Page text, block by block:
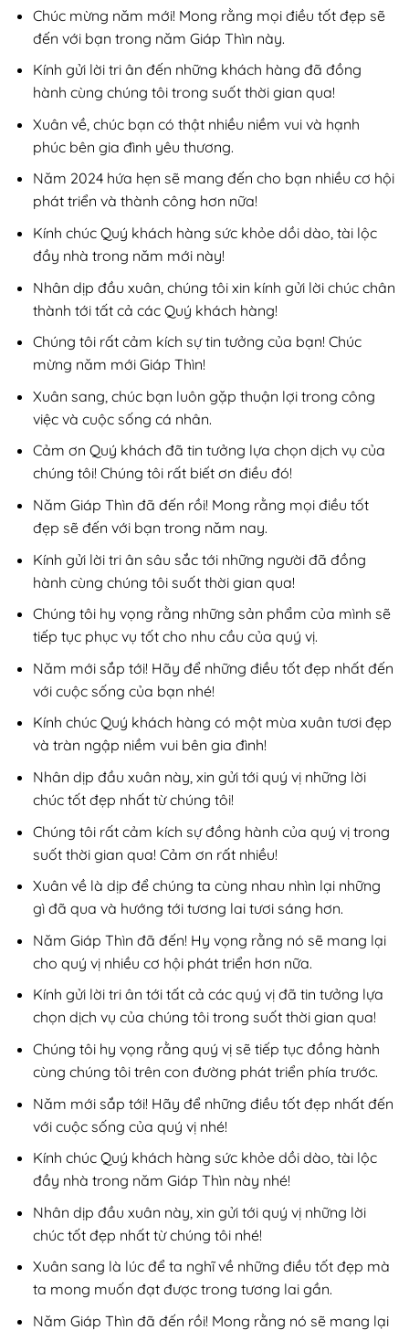
Chúc mừng năm mới! Mong rằng mọi điều tốt đẹp sẽ
đến với bạn trong năm Giáp Thìn này.
Kính gửi lời tri ân đến những khách hàng đã đồng
hành cùng chúng tôi trong suốt thời gian qua!
Xuân về, chúc bạn có thật nhiều niềm vui và hạnh
phúc bên gia đình yêu thương.
Năm 2024 hứa hẹn sẽ mang đến cho bạn nhiều cơ hội
phát triển và thành công hơn nữa!
Kính chúc Quý khách hàng sức khỏe dồi dào, tài lộc
đầy nhà trong năm mới này!
Nhân dịp đầu xuân, chúng tôi xin kính gửi lời chúc chân
thành tới tất cả các Quý khách hàng!
Chúng tôi rất cảm kích sự tin tưởng của bạn! Chúc
mừng năm mới Giáp Thìn!
Xuân sang, chúc bạn luôn gặp thuận lợi trong công
việc và cuộc sống cá nhân.
Cảm ơn Quý khách đã tin tưởng lựa chọn dịch vụ của
chúng tôi! Chúng tôi rất biết ơn điều đó!
Năm Giáp Thìn đã đến rồi! Mong rằng mọi điều tốt
đẹp sẽ đến với bạn trong năm nay.
Kính gửi lời tri ân sâu sắc tới những người đã đồng
hành cùng chúng tôi suốt thời gian qua!
Chúng tôi hy vọng rằng những sản phẩm của mình sẽ
tiếp tục phục vụ tốt cho nhu cầu của quý vị.
Năm mới sắp tới! Hãy để những điều tốt đẹp nhất đến
với cuộc sống của bạn nhé!
Kính chúc Quý khách hàng có một mùa xuân tươi đẹp
và tràn ngập niềm vui bên gia đình!
Nhân dịp đầu xuân này, xin gửi tới quý vị những lời
chúc tốt đẹp nhất từ chúng tôi!
Chúng tôi rất cảm kích sự đồng hành của quý vị trong
suốt thời gian qua! Cảm ơn rất nhiều!
Xuân về là dịp để chúng ta cùng nhau nhìn lại những
gì đã qua và hướng tới tương lai tươi sáng hơn.
Năm Giáp Thìn đã đến! Hy vọng rằng nó sẽ mang lại
cho quý vị nhiều cơ hội phát triển hơn nữa.
Kính gửi lời tri ân tới tất cả các quý vị đã tin tưởng lựa
chọn dịch vụ của chúng tôi trong suốt thời gian qua!
Chúng tôi hy vọng rằng quý vị sẽ tiếp tục đồng hành
cùng chúng tôi trên con đường phát triển phía trước.
Năm mới sắp tới! Hãy để những điều tốt đẹp nhất đến
với cuộc sống của quý vị nhé!
Kính chúc Quý khách hàng sức khỏe dồi dào, tài lộc
đầy nhà trong năm Giáp Thìn này nhé!
Nhân dịp đầu xuân này, xin gửi tới quý vị những lời
chúc tốt đẹp nhất từ chúng tôi nhé!
Xuân sang là lúc để ta nghĩ về những điều tốt đẹp mà
ta mong muốn đạt được trong tương lai gần.
Năm Giáp Thìn đã đến rồi! Mong rằng nó sẽ mang lại